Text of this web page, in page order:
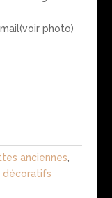
photo)
anciennes,
décoratifs